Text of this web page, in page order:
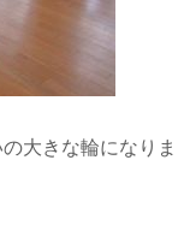
大きな輪になりま